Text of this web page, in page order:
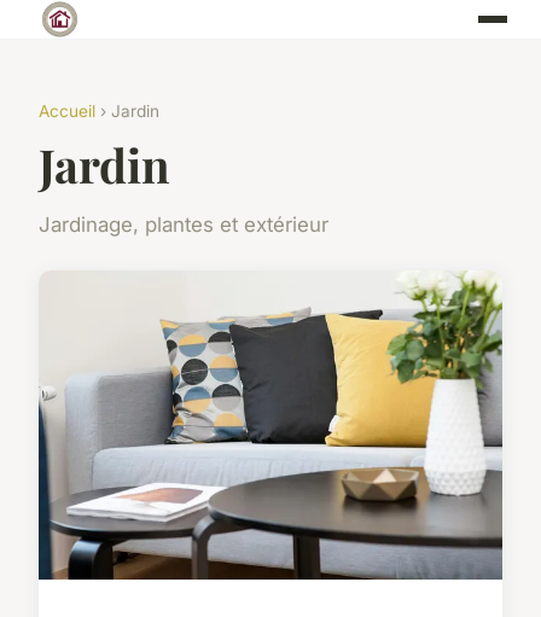
Accueil › Jardin
Jardin
Jardinage, plantes et extérieur